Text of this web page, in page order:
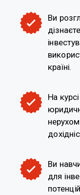
Ви
країні.
На
Ви
для